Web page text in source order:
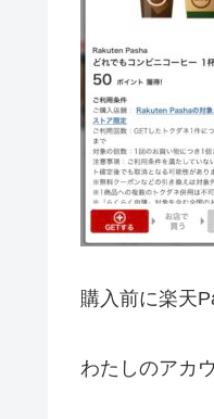
購入前に楽天
わたしのアカ